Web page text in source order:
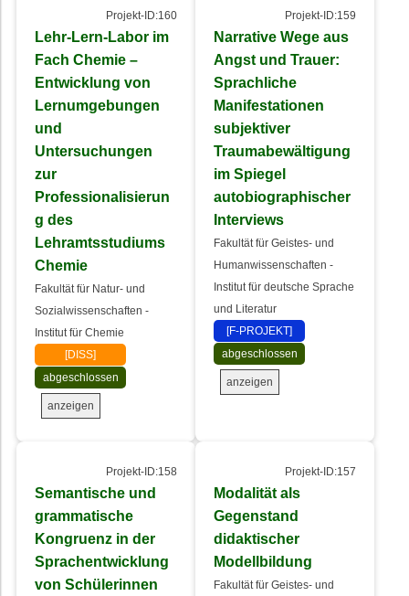
Projekt-ID:160
Lehr-Lern-Labor im
Fach Chemie –
Entwicklung von
Lernumgebungen
und
Untersuchungen
zur
Professionalisierun
g des
Lehramtsstudiums
Chemie
Fakultät für Natur- und
Sozialwissenschaften -
Institut für Chemie
[DISS]
abgeschlossen
anzeigen
Projekt-ID:159
Narrative Wege aus
Angst und Trauer:
Sprachliche
Manifestationen
subjektiver
Traumabewältigung
im Spiegel
autobiographischer
Interviews
Fakultät für Geistes- und
Humanwissenschaften -
Institut für deutsche Sprache
und Literatur
[F-PROJEKT]
abgeschlossen
anzeigen
Projekt-ID:158
Semantische und
grammatische
Kongruenz in der
Sprachentwicklung
von Schülerinnen
Projekt-ID:157
Modalität als
Gegenstand
didaktischer
Modellbildung
Fakultät für Geistes- und